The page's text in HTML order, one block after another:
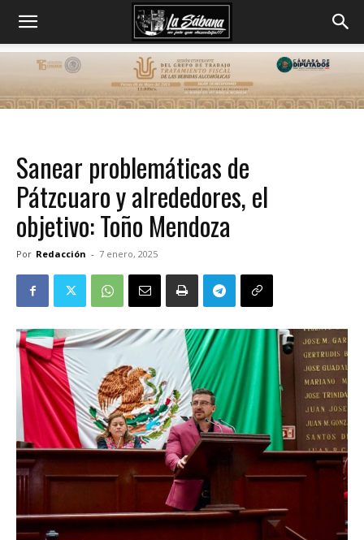
Sanear problemáticas de
Pátzcuaro y alrededores, el
objetivo: Toño Mendoza
Por Redacción - 7 enero, 2025